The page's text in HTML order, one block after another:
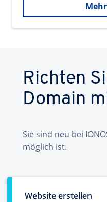
Richten
Domain
Sie sind neu bei
möglich ist.
Website erstellen